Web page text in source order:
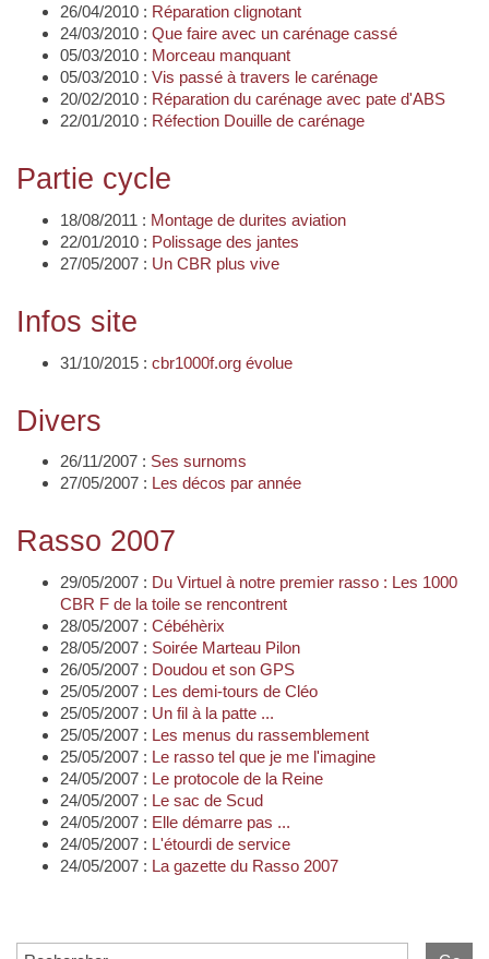
26/04/2010 : Réparation clignotant
24/03/2010 : Que faire avec un carénage cassé
05/03/2010 : Morceau manquant
05/03/2010 : Vis passé à travers le carénage
20/02/2010 : Réparation du carénage avec pate d'ABS
22/01/2010 : Réfection Douille de carénage
Partie cycle
18/08/2011 : Montage de durites aviation
22/01/2010 : Polissage des jantes
27/05/2007 : Un CBR plus vive
Infos site
31/10/2015 : cbr1000f.org évolue
Divers
26/11/2007 : Ses surnoms
27/05/2007 : Les décos par année
Rasso 2007
29/05/2007 : Du Virtuel à notre premier rasso : Les 1000
CBR F de la toile se rencontrent
28/05/2007 : Cébéhèrix
28/05/2007 : Soirée Marteau Pilon
26/05/2007 : Doudou et son GPS
25/05/2007 : Les demi-tours de Cléo
25/05/2007 : Un fil à la patte ...
25/05/2007 : Les menus du rassemblement
25/05/2007 : Le rasso tel que je me l'imagine
24/05/2007 : Le protocole de la Reine
24/05/2007 : Le sac de Scud
24/05/2007 : Elle démarre pas ...
24/05/2007 : L'étourdi de service
24/05/2007 : La gazette du Rasso 2007